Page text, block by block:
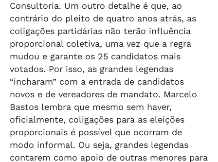
Consultoria. Um outro detalhe é que, ao
contrário do pleito de quatro anos atrás, as
coligações partidárias não terão influência
proporcional coletiva, uma vez que a regra
mudou e garante os 25 candidatos mais
votados. Por isso, as grandes legendas
“incharam” com a entrada de candidatos
novos e de vereadores de mandato. Marcelo
Bastos lembra que mesmo sem haver,
oficialmente, coligações para as eleições
proporcionais é possível que ocorram de
modo informal. Ou seja, grandes legendas
contarem como apoio de outras menores para